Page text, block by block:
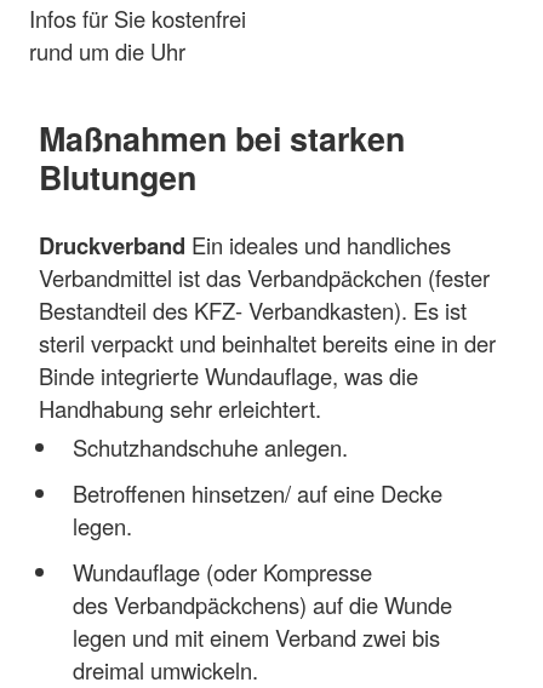
Infos für Sie kostenfrei
rund um die Uhr
Maßnahmen bei starken
Blutungen
Druckverband Ein ideales und handliches
Verbandmittel ist das Verbandpäckchen (fester
Bestandteil des KFZ- Verbandkasten). Es ist
steril verpackt und beinhaltet bereits eine in der
Binde integrierte Wundauflage, was die
Handhabung sehr erleichtert.
Schutzhandschuhe anlegen.
Betroffenen hinsetzen/ auf eine Decke
legen.
Wundauflage (oder Kompresse
des Verbandpäckchens) auf die Wunde
legen und mit einem Verband zwei bis
dreimal umwickeln.